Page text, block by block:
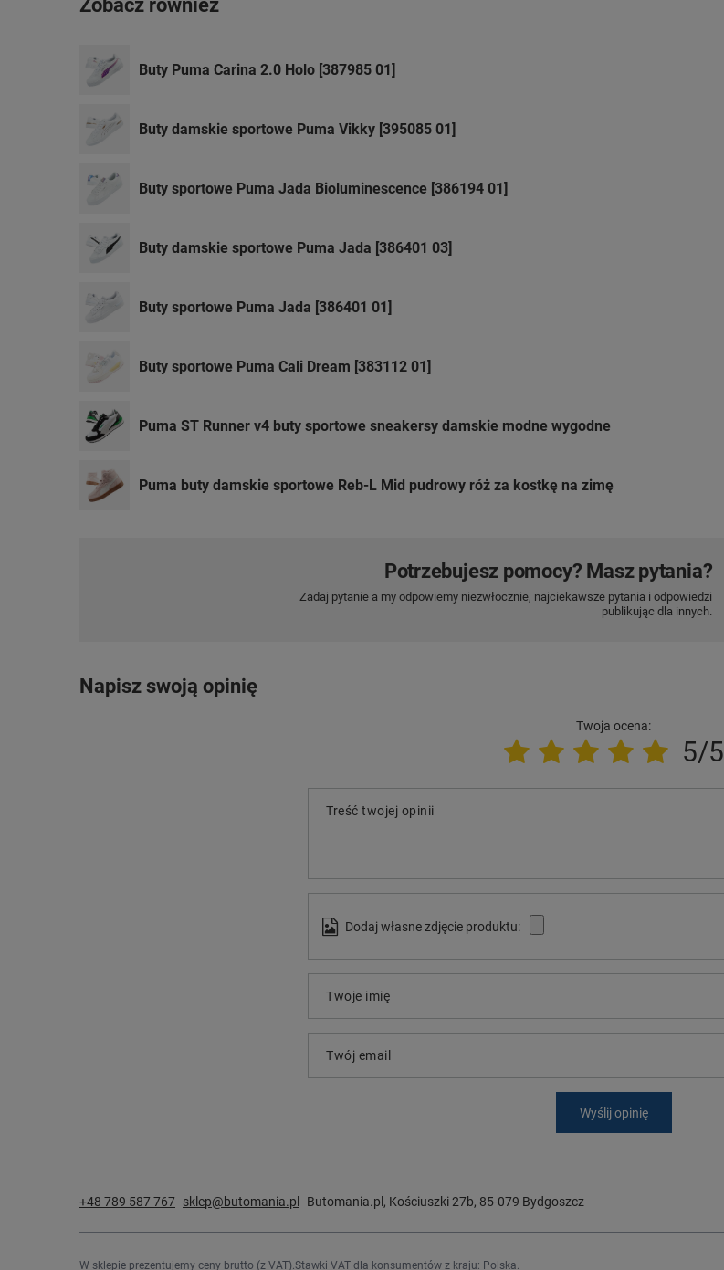
Zobacz również
Buty Puma Carina 2.0 Holo [387985 01]
Buty damskie sportowe Puma Vikky [395085 01]
Buty sportowe Puma Jada Bioluminescence [386194 01]
Buty damskie sportowe Puma Jada [386401 03]
Buty sportowe Puma Jada [386401 01]
Buty sportowe Puma Cali Dream [383112 01]
Puma ST Runner v4 buty sportowe sneakersy damskie modne wygodne
Puma buty damskie sportowe Reb-L Mid pudrowy róż za kostkę na zimę
Potrzebujesz pomocy? Masz pytania?
Zadaj pytanie a my odpowiemy niezwłocznie, najciekawsze pytania i odpowiedzi
publikując dla innych.
Napisz swoją opinię
Twoja ocena:
5/5
Treść twojej opinii
Dodaj własne zdjęcie produktu:
Twoje imię
Twój email
Wyślij opinię
+48 789 587 767 sklep@butomania.pl Butomania.pl , Kościuszki 27b, 85-079 Bydgoszcz
W sklepie prezentujemy ceny brutto (z VAT). Stawki VAT dla konsumentów z kraju: Polska